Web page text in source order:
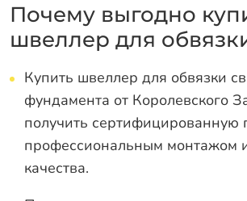
Почему выгодно
швеллер для
Купить швеллер для обвязки
фундамента от Королевского
получить сертифицированную
профессиональным монтажом
качества.